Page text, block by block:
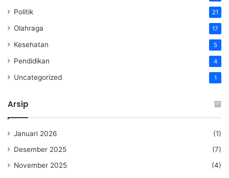
Politik 21
Olahraga 17
Kesehatan 5
Pendidikan 4
Uncategorized 1
Arsip
Januari 2026
(1)
Desember 2025
(7)
November 2025
(4)